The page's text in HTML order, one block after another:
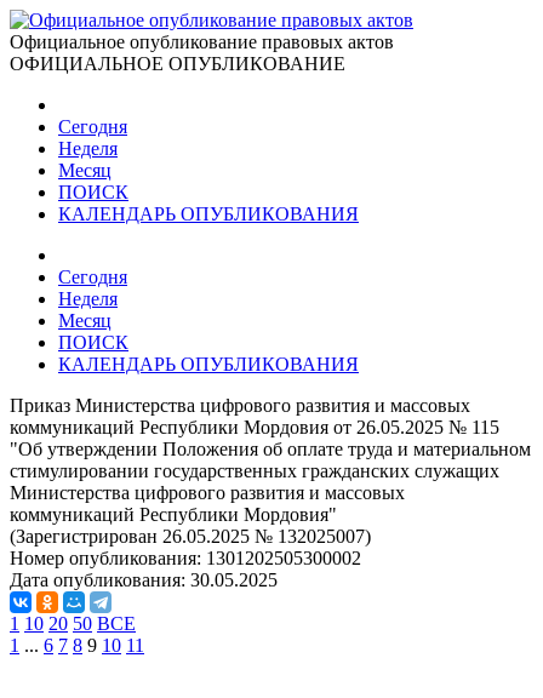
Официальное опубликование правовых актов
ОФИЦИАЛЬНОЕ ОПУБЛИКОВАНИЕ
Сегодня
Неделя
Месяц
ПОИСК
КАЛЕНДАРЬ ОПУБЛИКОВАНИЯ
Сегодня
Неделя
Месяц
ПОИСК
КАЛЕНДАРЬ ОПУБЛИКОВАНИЯ
Приказ Министерства цифрового развития и массовых
коммуникаций Республики Мордовия от 26.05.2025 № 115
"Об утверждении Положения об оплате труда и материальном
стимулировании государственных гражданских служащих
Министерства цифрового развития и массовых
коммуникаций Республики Мордовия"
(Зарегистрирован 26.05.2025 № 132025007)
Номер опубликования: 1301202505300002
Дата опубликования: 30.05.2025
1 10 20 50 ВСЕ
1 ... 6 7 8 9 10 11